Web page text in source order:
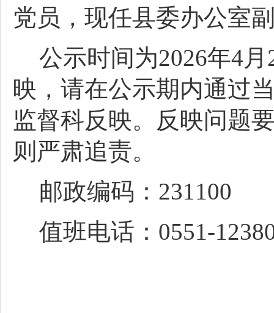
党员，现任县委办公室
公示时间为2026年4
映，请在公示期内通过
监督科反映。反映问题
则严肃追责。
邮政编码：231100
值班电话：0551-